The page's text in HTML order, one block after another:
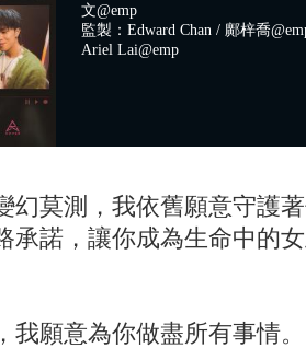
文@emp
監製：Edward Chan / 鄺梓喬
Ariel Lai@emp
幻莫測，我依舊願意守護
承諾，讓你成為生命中的
我願意為你做盡所有事情。